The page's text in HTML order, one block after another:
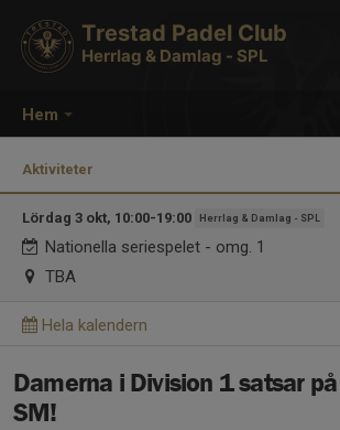
Hem
Trestad Padel Club
Herrlag & Damlag - SPL
Aktiviteter
Lördag 3 okt, 10:00-19:00 Herrlag & Damlag - SPL
Nationella seriespelet - omg. 1
TBA
Hela kalendern
Damerna i Division 1 satsar
SM!